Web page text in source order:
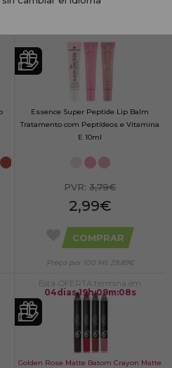
Essence Super Peptide Lip Balm
Tratamento com Peptídeos e Vitamina
E 10ml
PVR: 3,79€
2,99€
COMPRAR
Preço por 100 Ml: 29,89€
Esta OFERTA termina em
04dias 19h:09m:08s
Golden Rose Matte Batom Crayon Matte